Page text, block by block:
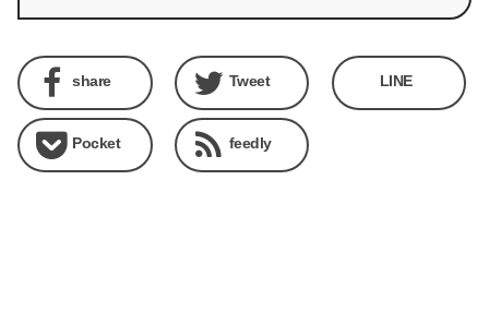
share Tweet LINE
Pocket feedly